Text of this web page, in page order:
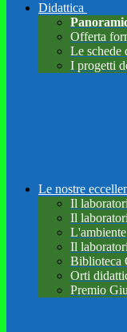
Didattica
Offerta
Le schede
I progetti
Le nostre
Il
Il
Il
Biblioteca
Orti
Premio